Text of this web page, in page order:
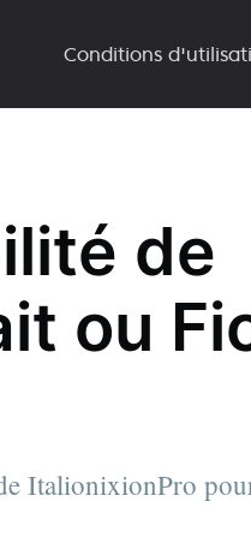
Conditions
de
ou
ItalionixionPro